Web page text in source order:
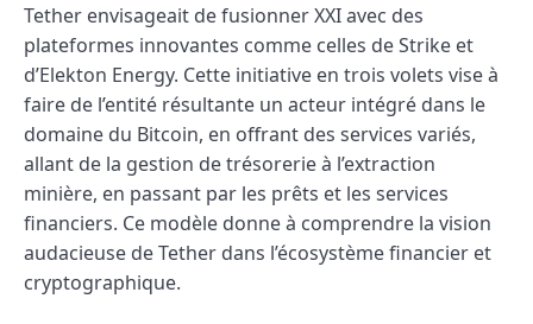
Tether envisageait de fusionner XXI avec des
plateformes innovantes comme celles de Strike et
d’Elekton Energy. Cette initiative en trois volets vise à
faire de l’entité résultante un acteur intégré dans le
domaine du Bitcoin, en offrant des services variés,
allant de la gestion de trésorerie à l’extraction
minière, en passant par les prêts et les services
financiers. Ce modèle donne à comprendre la vision
audacieuse de Tether dans l’écosystème financier et
cryptographique.